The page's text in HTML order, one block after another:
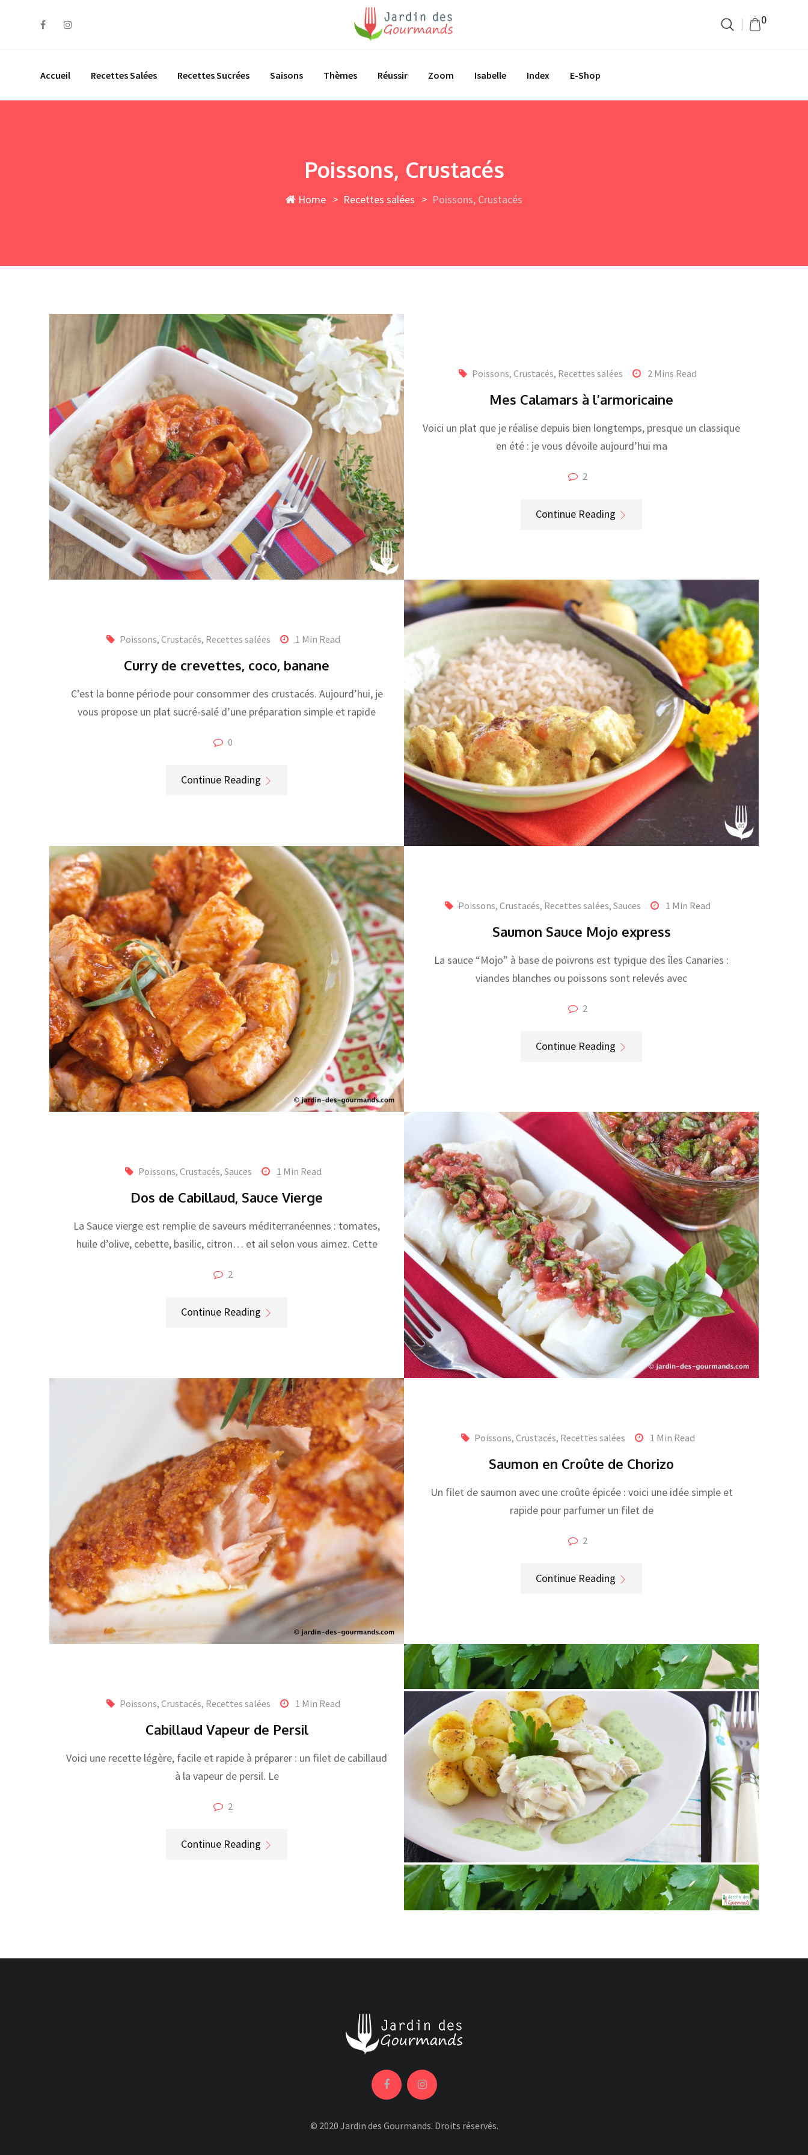
0
Accueil Recettes Salées Recettes Sucrées Saisons Thèmes Réussir Zoom Isabelle Index E-Shop
Poissons, Crustacés
Home > Recettes salées > Poissons, Crustacés
Poissons, Crustacés, Recettes salées 2 Mins Read
Mes Calamars à l’armoricaine
Voici un plat que je réalise depuis bien longtemps, presque un classique
en été : je vous dévoile aujourd’hui ma
2
Continue Reading
Poissons, Crustacés, Recettes salées 1 Min Read
Curry de crevettes, coco, banane
C’est la bonne période pour consommer des crustacés. Aujourd’hui, je
vous propose un plat sucré-salé d’une préparation simple et rapide
0
Continue Reading
Poissons, Crustacés, Recettes salées, Sauces 1 Min Read
Saumon Sauce Mojo express
La sauce “Mojo” à base de poivrons est typique des îles Canaries :
viandes blanches ou poissons sont relevés avec
2
Continue Reading
Poissons, Crustacés, Sauces 1 Min Read
Dos de Cabillaud, Sauce Vierge
La Sauce vierge est remplie de saveurs méditerranéennes : tomates,
huile d’olive, cebette, basilic, citron… et ail selon vous aimez. Cette
2
Continue Reading
Poissons, Crustacés, Recettes salées 1 Min Read
Saumon en Croûte de Chorizo
Un filet de saumon avec une croûte épicée : voici une idée simple et
rapide pour parfumer un filet de
2
Continue Reading
Poissons, Crustacés, Recettes salées 1 Min Read
Cabillaud Vapeur de Persil
Voici une recette légère, facile et rapide à préparer : un filet de cabillaud
à la vapeur de persil. Le
2
Continue Reading
© 2020 Jardin des Gourmands. Droits réservés.